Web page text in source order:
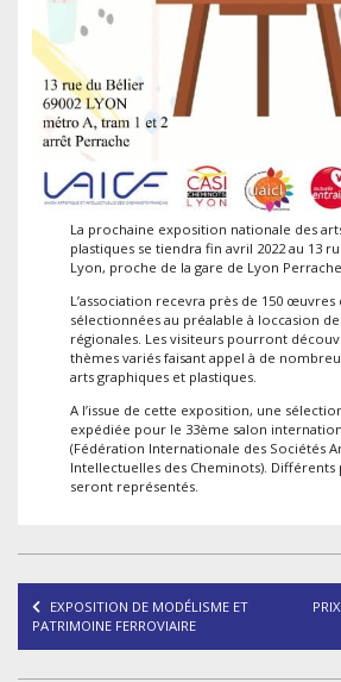
La prochaine exposition nationale des
plastiques se tiendra fin avril 2022 au 13
Lyon, proche de la gare de Lyon Perrache
L’association recevra près de 150
sélectionnées au préalable à loccasion
régionales. Les visiteurs pourront
thèmes variés faisant appel à de
arts graphiques et plastiques.
A l’issue de cette exposition, une
expédiée pour le 33ème salon
(Fédération Internationale des Sociétés
Intellectuelles des Cheminots). Différents
seront représentés.
Navigation
de
l’article
EXPOSITION DE MODÉLISME ET
PATRIMOINE FERROVIAIRE